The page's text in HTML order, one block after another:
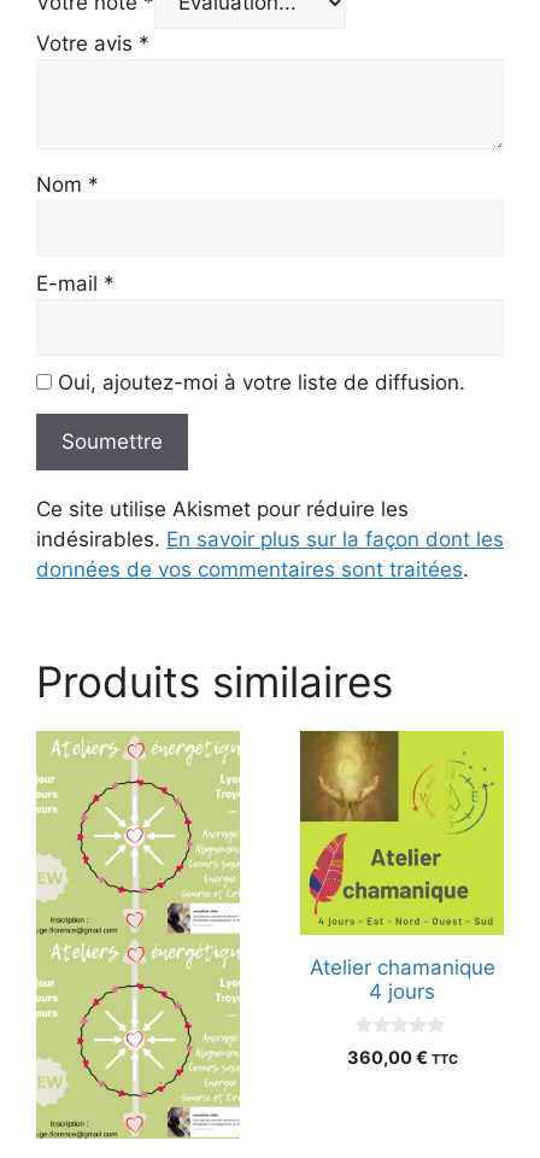
Votre avis *
Nom *
E-mail *
Oui, ajoutez-moi à votre liste de diffusion.
Ce site utilise Akismet pour réduire les
indésirables. En savoir plus sur la façon dont les
données de vos commentaires sont traitées.
Produits similaires
Atelier chamanique
4 jours
0
s
360,00€ TTC